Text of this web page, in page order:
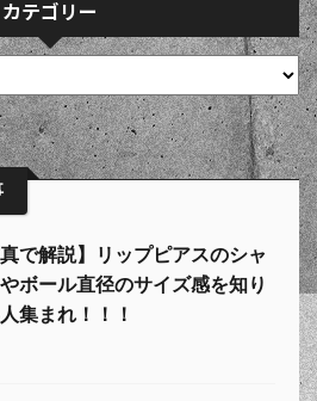
カテゴリー
真で解説】リップピアスのシャ
ボール直径のサイズ感を知り
集まれ！！！